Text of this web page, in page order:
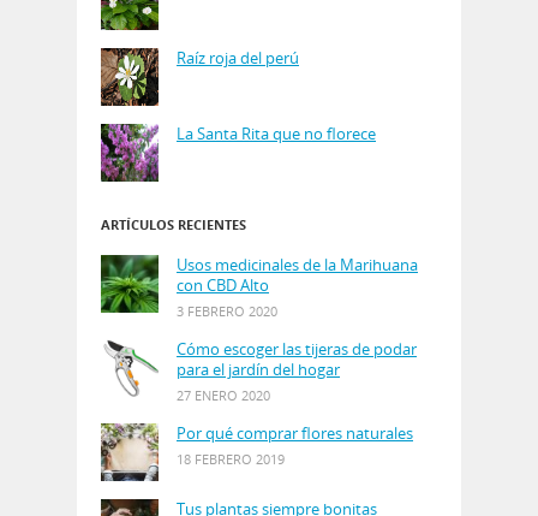
Raíz roja del perú
La Santa Rita que no florece
ARTÍCULOS RECIENTES
Usos medicinales de la Marihuana
con CBD Alto
3 FEBRERO 2020
Cómo escoger las tijeras de podar
para el jardín del hogar
27 ENERO 2020
Por qué comprar flores naturales
18 FEBRERO 2019
Tus plantas siempre bonitas